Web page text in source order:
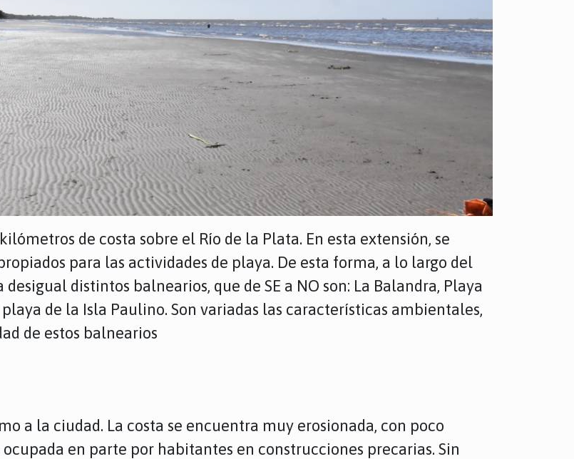
de costa sobre el Río de la Plata. En esta extensión, se
para las actividades de playa. De esta forma, a lo largo del
distintos balnearios, que de SE a NO son: La Balandra, Playa
de la Isla Paulino. Son variadas las características ambientales,
de estos balnearios
a la ciudad. La costa se encuentra muy erosionada, con poco
en parte por habitantes en construcciones precarias. Sin